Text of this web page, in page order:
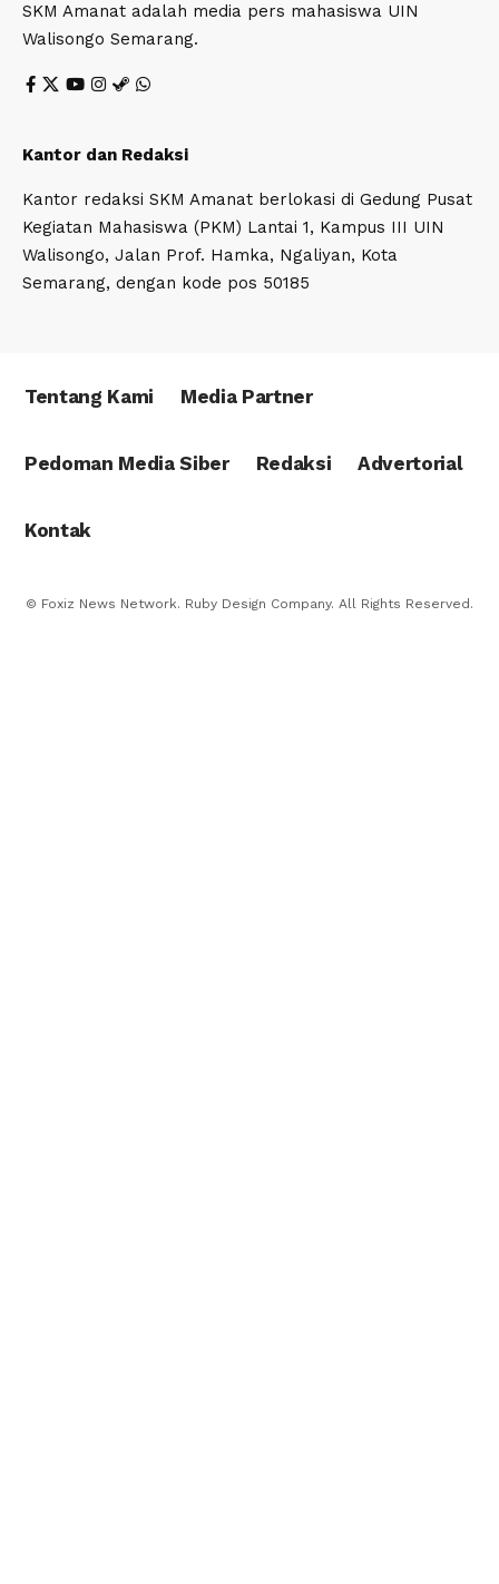
SKM Amanat adalah media pers mahasiswa UIN
Walisongo Semarang.
Kantor dan Redaksi
Kantor redaksi SKM Amanat berlokasi di Gedung Pusat
Kegiatan Mahasiswa (PKM) Lantai 1, Kampus III UIN
Walisongo, Jalan Prof. Hamka, Ngaliyan, Kota
Semarang, dengan kode pos 50185
Tentang Kami Media Partner
Pedoman Media Siber Redaksi Advertorial
Kontak
© Foxiz News Network. Ruby Design Company. All Rights Reserved.